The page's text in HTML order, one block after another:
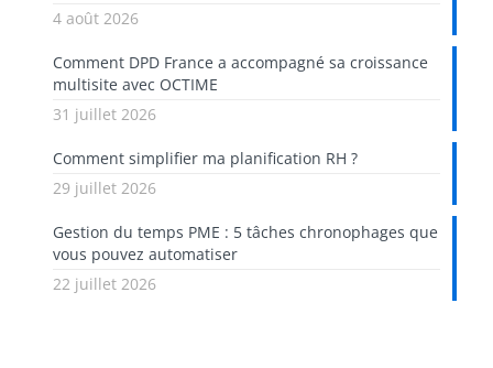
4 août 2026
Comment DPD France a accompagné sa croissance
multisite avec OCTIME
31 juillet 2026
Comment simplifier ma planification RH ?
29 juillet 2026
Gestion du temps PME : 5 tâches chronophages que
vous pouvez automatiser
22 juillet 2026